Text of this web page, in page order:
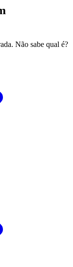
Não sabe qual é?